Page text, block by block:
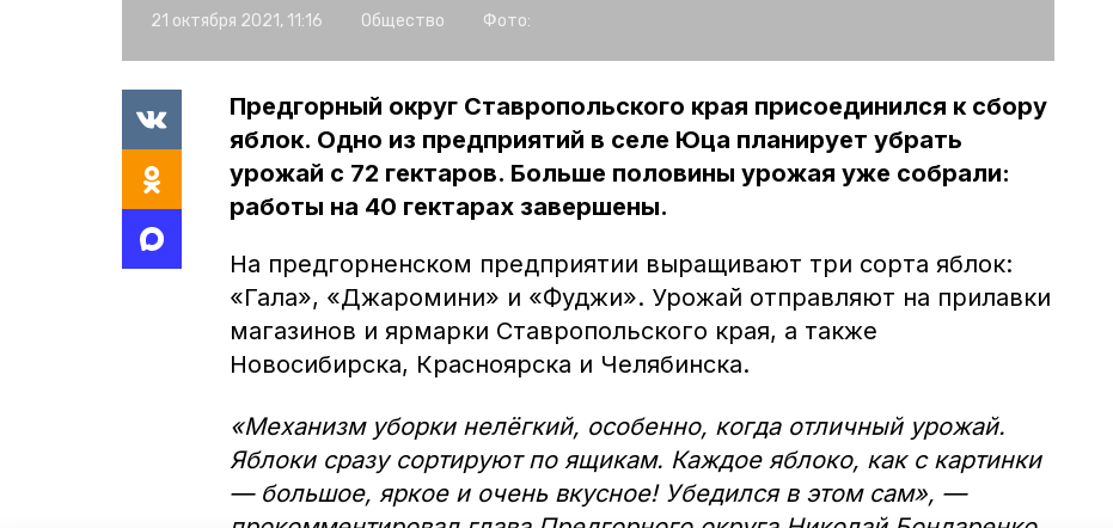
21 октября 2021, 11:16 Общество Фото:
Предгорный округ Ставропольского края присоединился к сбору
яблок. Одно из предприятий в селе Юца планирует убрать
урожай с 72 гектаров. Больше половины урожая уже собрали:
работы на 40 гектарах завершены.
На предгорненском предприятии выращивают три сорта яблок:
«Гала», «Джаромини» и «Фуджи». Урожай отправляют на прилавки
магазинов и ярмарки Ставропольского края, а также
Новосибирска, Красноярска и Челябинска.
«Механизм уборки нелёгкий, особенно, когда отличный урожай.
Яблоки сразу сортируют по ящикам. Каждое яблоко, как с картинки
— большое, яркое и очень вкусное! Убедился в этом сам», —